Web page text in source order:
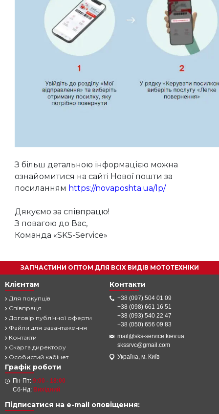
З більш детальною інформацією можна
ознайомитися на сайті Нової пошти за
посиланням https://novaposhta.ua/lp/
Дякуємо за співпрацю!
З повагою до Вас,
Команда «SKS-Service»
ЗАПЧАСТИНИ ОПТОМ ДЛЯ ВСІХ ВИДІВ МОТОТЕХНІКИ
Клієнтам
Для покупців
Співпраця
Договір публічної оферти
Файли для завантаження
Контакти
Скарга директору
Особистий кабінет
Контакти
+38 (097) 504 01 09
+38 (098) 661 16 51
+38 (093) 540 22 47
+38 (050) 656 09 83
mail@sks-service.kiev.ua
skssrvc@gmail.com
Україна, м. Київ
Графік роботи
Пн-Пт: 9:00 - 18:00
Сб-Нд: Вихідний
Підписатися на e-mail оповіщення: